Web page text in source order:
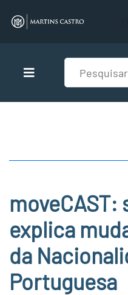
moveCAST:
explica
da
Portuguesa